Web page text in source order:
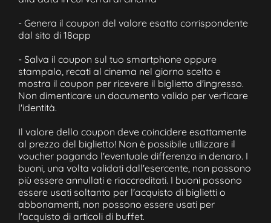
- Genera il coupon del valore esatto corrispondente
dal sito di 18app
- Salva il coupon sul tuo smartphone oppure
stampalo, recati al cinema nel giorno scelto e
mostra il coupon per ricevere il biglietto d'ingresso.
Non dimenticare un documento valido per verficare
l'identità.
Il valore dello coupon deve coincidere esattamente
al prezzo del biglietto! Non è possibile utilizzare il
voucher pagando l'eventuale differenza in denaro. I
buoni, una volta validati dall'esercente, non possono
più essere annullati e riaccreditati. I buoni possono
essere usati soltanto per l'acquisto di biglietti o
abbonamenti, non possono essere usati per
l'acquisto di articoli di buffet.